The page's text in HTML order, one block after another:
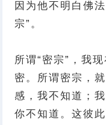
因为他不明白佛
宗”。
所谓“密宗”，我
密。所谓密宗，
感，我不知道；
你不知道。这彼